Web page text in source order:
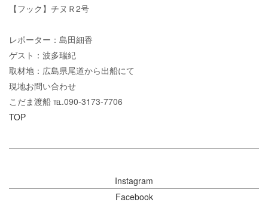
【フック】チヌＲ2号
レポーター：島田細香
ゲスト：波多瑞紀
取材地：広島県尾道から出船にて
現地お問い合わせ
こだま渡船 ℡.090-3173-7706
TOP
Instagram
Facebook